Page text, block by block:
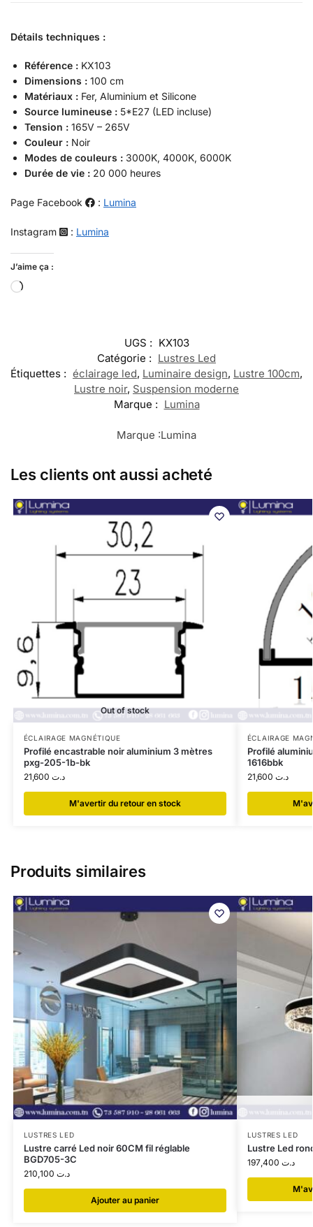
Détails techniques :
Référence : KX103
Dimensions : 100 cm
Matériaux : Fer, Aluminium et Silicone
Source lumineuse : 5*E27 (LED incluse)
Tension : 165V – 265V
Couleur : Noir
Modes de couleurs : 3000K, 4000K, 6000K
Durée de vie : 20 000 heures
Page Facebook : Lumina
Instagram : Lumina
J’aime ça :
UGS : KX103
Catégorie : Lustres Led
Étiquettes : éclairage led, Luminaire design, Lustre 100cm,
Lustre noir, Suspension moderne
Marque : Lumina
Marque :Lumina
Les clients ont aussi acheté
Out of stock
ÉCLAIRAGE MAGNÉTIQUE
Profilé encastrable noir aluminium 3 mètres
pxg-205-1b-bk
د.ت
​M'avertir du retour en stock
ÉCLAIRAGE
Profilé
1616bbk
د.ت
Produits similaires
LUSTRES LED
Lustre carré Led noir 60CM fil réglable
BGD705-3C
د.ت
Ajouter au panier
LUSTRES LED
Lustre Led
د.ت